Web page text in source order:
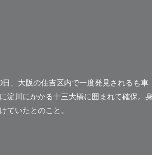
、大阪の住吉区内で一度発見されるも車
淀川にかかる十三大橋に囲まれて確保。
ていたとのこと。